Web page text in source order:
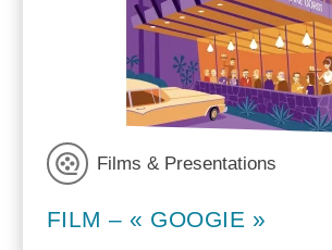
Films & Presentations
FILM – « GOOGIE »